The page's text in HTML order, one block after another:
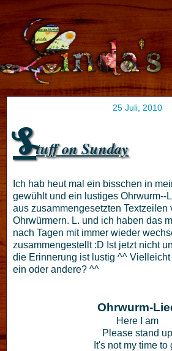
25 Juli, 2010
Stuff on Sunday
Ich hab heut mal ein bisschen in
gewühlt und ein lustiges Ohrwurm--
aus zusammengesetzten Textzeilen
Ohrwürmern. L. und ich haben das
nach Tagen mit immer wieder
zusammengestellt :D Ist jetzt nicht
die Erinnerung ist lustig ^^
ein oder andere? ^^
Ohrwurm-
Here I am
Please stand up
It's not my time to